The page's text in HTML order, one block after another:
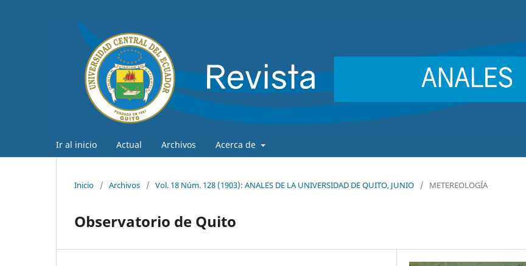
Ir al inicio Actual Archivos Acerca de
Inicio / Archivos / Vol. 18 Núm. 128 (1903): ANALES DE LA UNIVERSIDAD DE QUITO, JUNIO / METEREOLOGÍA
Observatorio de Quito